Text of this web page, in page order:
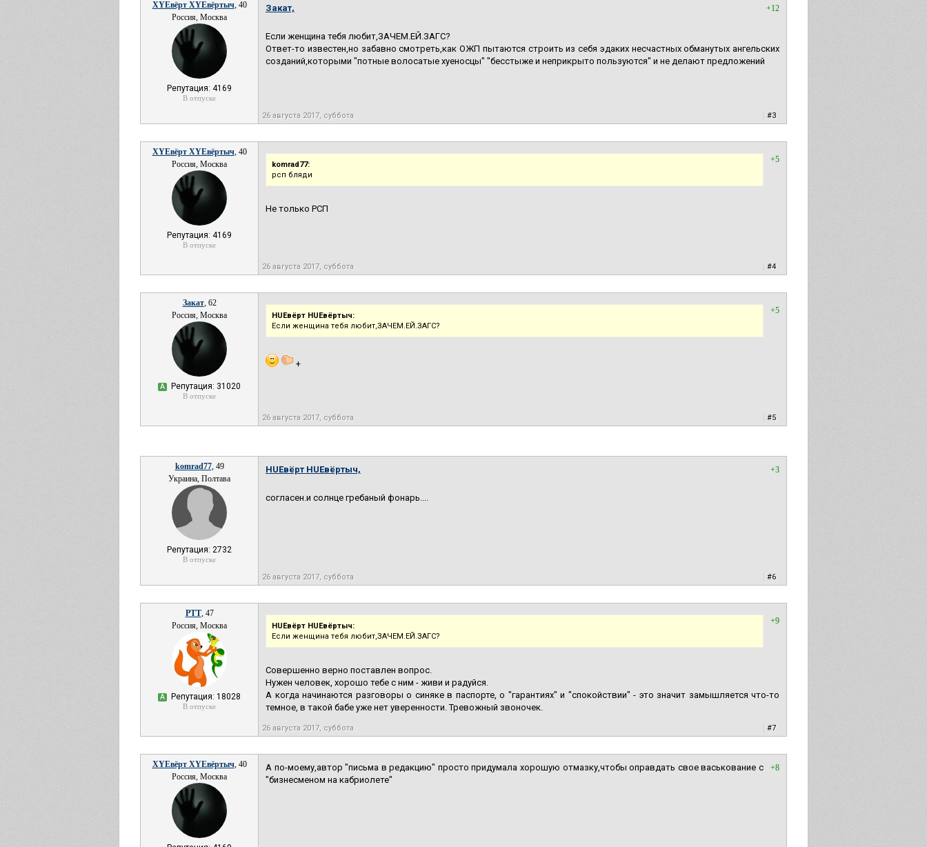
XYEвёрт XYEвёртыч, 40
Россия, Москва
Репутация: 4169
В отпуске
+12
Закат,
Если женщина тебя любит,ЗАЧЕМ.ЕЙ.ЗАГС?
Ответ-то известен,но забавно смотреть,как ОЖП пытаются строить из себя эдаких несчастных обманутых ангельских
созданий,которыми "потные волосатые хуеносцы" "бесстыже и неприкрыто пользуются" и не делают предложений
26 августа 2017, суббота #3
XYEвёрт XYEвёртыч, 40
Россия, Москва
Репутация: 4169
В отпуске
+5
komrad77:
рсп бляди
Не только РСП
26 августа 2017, суббота #4
Закат, 62
Россия, Москва
А Репутация: 31020
В отпуске
+5
HUEвёрт HUEвёртыч:
Если женщина тебя любит,ЗАЧЕМ.ЕЙ.ЗАГС?
+
26 августа 2017, суббота #5
komrad77, 49
Украина, Полтава
Репутация: 2732
В отпуске
+3
HUEвёрт HUEвёртыч,
согласен.и солнце гребаный фонарь....
26 августа 2017, суббота #6
РТТ, 47
Россия, Москва
А Репутация: 18028
В отпуске
+9
HUEвёрт HUEвёртыч:
Если женщина тебя любит,ЗАЧЕМ.ЕЙ.ЗАГС?
Совершенно верно поставлен вопрос.
Нужен человек, хорошо тебе с ним - живи и радуйся.
А когда начинаются разговоры о синяке в паспорте, о "гарантиях" и "спокойствии" - это значит замышляется что-то
темное, в такой бабе уже нет уверенности. Тревожный звоночек.
26 августа 2017, суббота #7
XYEвёрт XYEвёртыч, 40
Россия, Москва
+8
А по-моему,автор "письма в редакцию" просто придумала хорошую отмазку,чтобы оправдать свое васькование с
"бизнесменом на кабриолете"